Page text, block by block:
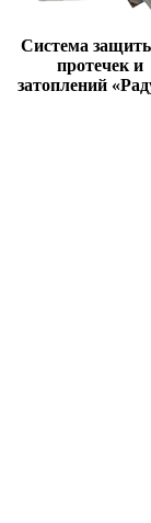
Система
протечек и
затоплений